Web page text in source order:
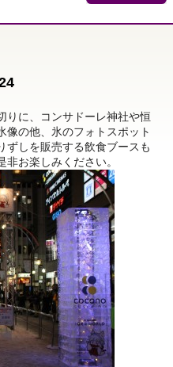
りに、コンサドーレ神社や恒
像の他、氷のフォトスポット
ずしを販売する飲食ブースも
お楽しみください。